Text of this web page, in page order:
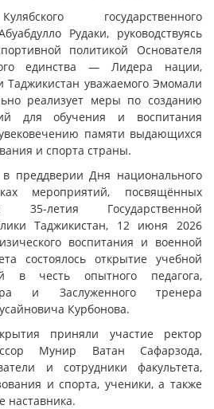
государственного
Рудаки, руководствуясь
политикой Основателя
единства — Лидера нации,
Таджикистан уважаемого Эмомали
реализует меры по созданию
для обучения и воспитания
памяти выдающихся
и спорта страны.
в преддверии Дня национального
мероприятий, посвящённых
35-летия Государственной
Таджикистан, 12 июня 2026
воспитания и военной
состоялось открытие учебной
в честь опытного педагога,
и Заслуженного тренера
Курбонова.
приняли участие ректор
Мунир Ватан Сафарзода,
и сотрудники факультета,
и спорта, ученики, а также
наставника.